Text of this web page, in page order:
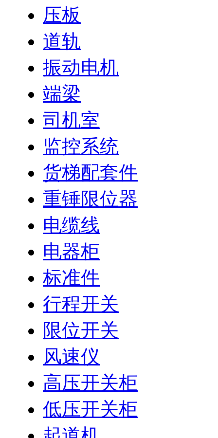
压板
道轨
振动电机
端梁
司机室
监控系统
货梯配套件
重锤限位器
电缆线
电器柜
标准件
行程开关
限位开关
风速仪
高压开关柜
低压开关柜